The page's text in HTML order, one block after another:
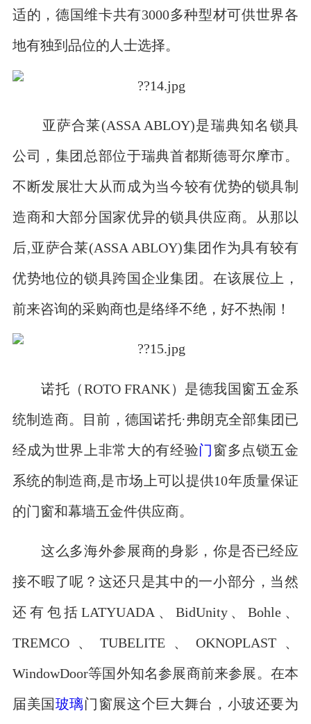
适的，德国维卡共有3000多种型材可供世界各
地有独到品位的人士选择。
亚萨合莱(ASSA ABLOY)是瑞典知名锁具
公司，集团总部位于瑞典首都斯德哥尔摩市。
不断发展壮大从而成为当今较有优势的锁具制
造商和大部分国家优异的锁具供应商。从那以
后,亚萨合莱(ASSA ABLOY)集团作为具有较有
优势地位的锁具跨国企业集团。在该展位上，
前来咨询的采购商也是络绎不绝，好不热闹！
诺托（ROTO FRANK）是德我国窗五金系
统制造商。目前，德国诺托·弗朗克全部集团已
经成为世界上非常大的有经验门 窗多点锁五金
系统的制造商,是市场上可以提供10年质量保证
的门窗和幕墙五金件供应商。
这么多海外参展商的身影，你是否已经应
接不暇了呢？这还只是其中的一小部分，当然
还有包括LATYUADA、BidUnity、Bohle、
TREMCO、TUBELITE、OKNOPLAST、
WindowDoor等国外知名参展商前来参展。在本
届美国 玻璃门窗展这个巨大舞台，小玻还要为